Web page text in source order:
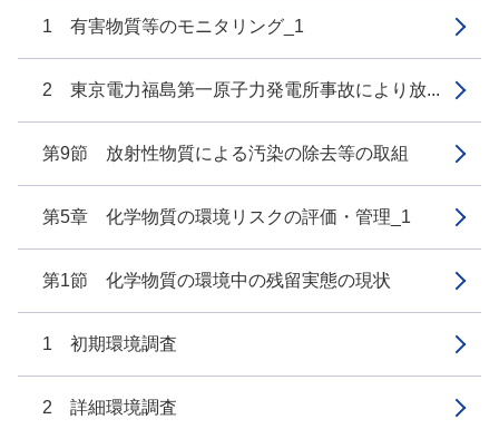
1 有害物質等のモニタリング_1
2 東京電力福島第一原子力発電所事故により放...
第9節 放射性物質による汚染の除去等の取組
第5章 化学物質の環境リスクの評価・管理_1
第1節 化学物質の環境中の残留実態の現状
1 初期環境調査
2 詳細環境調査